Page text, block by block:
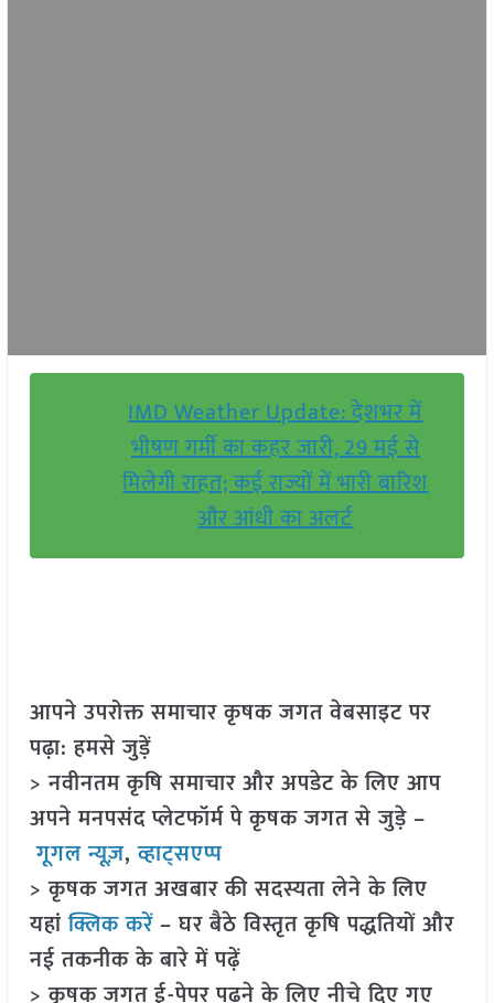
IMD Weather Update: देशभर में
भीषण गर्मी का कहर जारी, 29 मई से
मिलेगी राहत; कई राज्यों में भारी बारिश
और आंधी का अलर्ट
आपने उपरोक्त समाचार कृषक जगत वेबसाइट पर
पढ़ा: हमसे जुड़ें
> नवीनतम कृषि समाचार और अपडेट के लिए आप
अपने मनपसंद प्लेटफॉर्म पे कृषक जगत से जुड़े –
गूगल न्यूज़,व्हाट्सएप्प
> कृषक जगत अखबार की सदस्यता लेने के लिए
यहांक्लिक करें– घर बैठे विस्तृत कृषि पद्धतियों और
नई तकनीक के बारे में पढ़ें